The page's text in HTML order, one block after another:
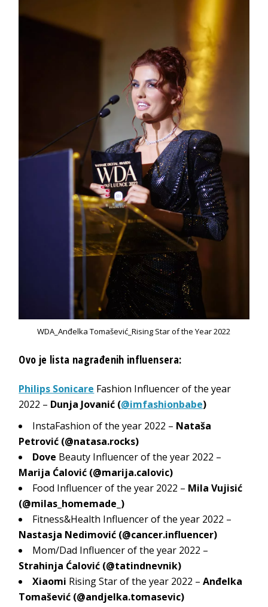
WDA_Anđelka Tomašević_Rising Star of the Year 2022
Ovo je lista nagrađenih influensera:
Philips Sonicare Fashion Influencer of the year
2022 – Dunja Jovanić (@imfashionbabe)
InstaFashion of the year 2022 – Nataša
Petrović (@natasa.rocks)
Dove Beauty Influencer of the year 2022 –
Marija Ćalović (@marija.calovic)
Food Influencer of the year 2022 – Mila Vujisić
(@milas_homemade_ )
Fitness&Health Influencer of the year 2022 –
Nastasja Nedimović (@cancer.influencer)
Mom/Dad Influencer of the year 2022 –
Strahinja Ćalović (@tatindnevnik)
Xiaomi Rising Star of the year 2022 –Anđelka
Tomašević (@andjelka.tomasevic)